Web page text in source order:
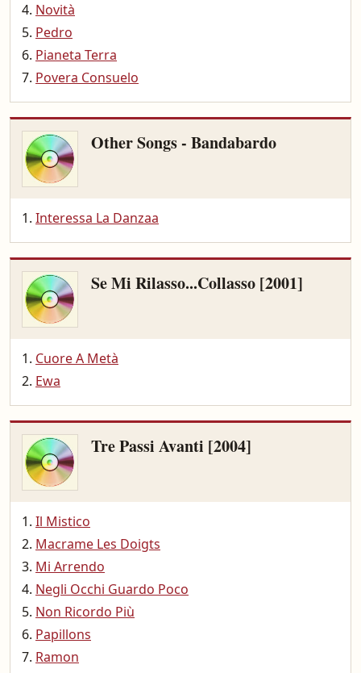
Novità
Pedro
Pianeta Terra
Povera Consuelo
Other Songs - Bandabardo
Interessa La Danzaa
Se Mi Rilasso...Collasso [2001]
Cuore A Metà
Ewa
Tre Passi Avanti [2004]
Il Mistico
Macrame Les Doigts
Mi Arrendo
Negli Occhi Guardo Poco
Non Ricordo Più
Papillons
Ramon